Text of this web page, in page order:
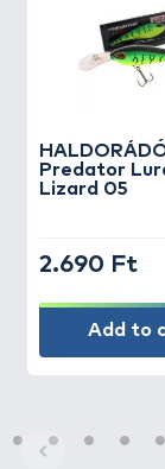
hegytartó
Horgok
Hosszú
Bőséges
Predator
Lizard 05
2.690 Ft
Add to